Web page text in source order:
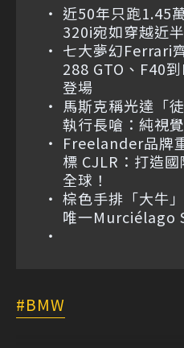
近50年只跑1.45
320i宛如穿越近
七大夢幻Ferrari
288 GTO、F40
登場
馬斯克稱光達「
執行長嗆：純視
Freelander品牌
標 CJLR：打造
全球！
棕色手排「大牛
唯一Murciélago
BMW